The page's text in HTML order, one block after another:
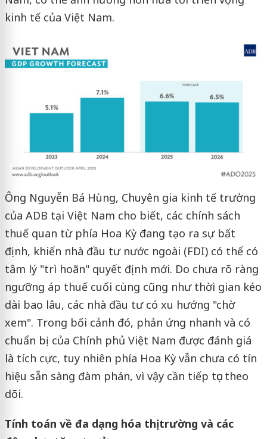
kinh tế của Việt Nam.
Ông Nguyễn Bá Hùng, Chuyên gia kinh tế trưởng
của ADB tại Việt Nam cho biết, các chính sách
thuế quan từ phía Hoa Kỳ đang tạo ra sự bất
định, khiến nhà đầu tư nước ngoài (FDI) có thể có
tâm lý "trì hoãn" quyết định mới. Do chưa rõ ràng
ngưỡng áp thuế cuối cùng cũng như thời gian kéo
dài bao lâu, các nhà đầu tư có xu hướng "chờ
xem". Trong bối cảnh đó, phản ứng nhanh và có
chuẩn bị của Chính phủ Việt Nam được đánh giá
là tích cực, tuy nhiên phía Hoa Kỳ vẫn chưa có tín
hiệu sẵn sàng đàm phán, vì vậy cần tiếp tục theo
dõi.
Tính toán về đa dạng hóa thị trường và các